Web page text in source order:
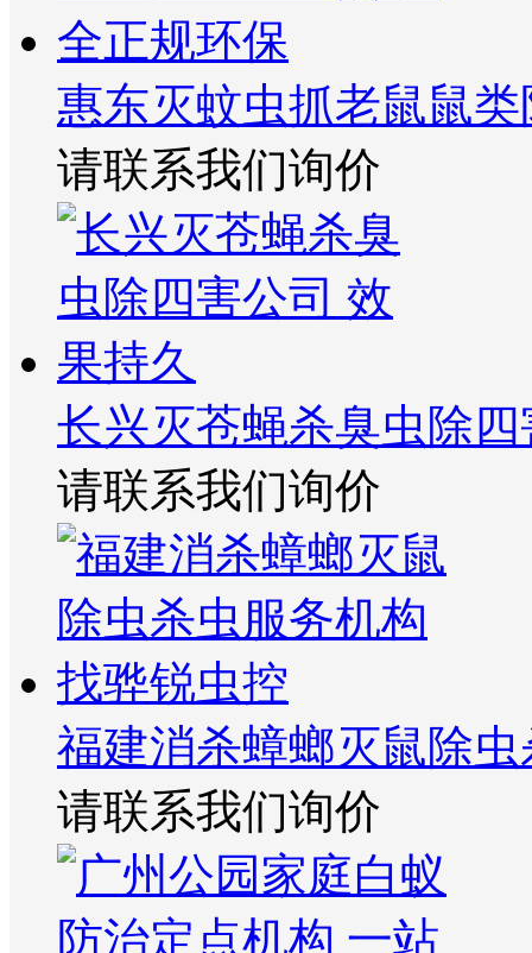
惠东灭蚊虫抓老鼠鼠
请联系我们询价
长兴灭苍蝇杀臭虫除
请联系我们询价
福建消杀蟑螂灭鼠除
请联系我们询价